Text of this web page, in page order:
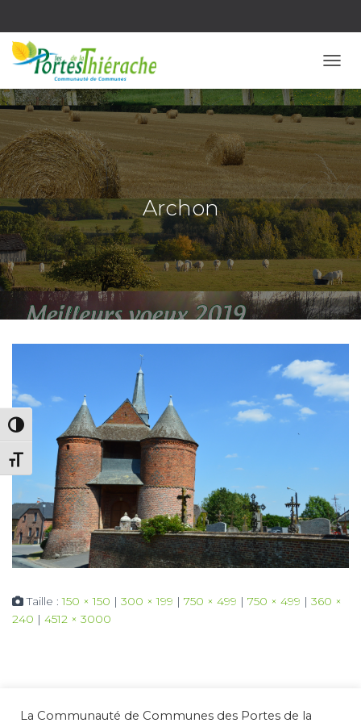
PASSER EN CONTRASTE ÉLEVÉ
CHANGER LA TAILLE DE LA POLICE
Archon
Taille :150 × 150 | 300 × 199 | 750 × 499 | 750 × 499 | 360 ×
240 | 4512 × 3000
La Communauté de Communes des Portes de la